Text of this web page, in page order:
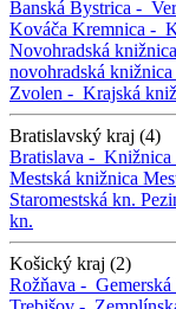
Banská Bystrica -
Kováča Kremnica -
Novohradská knižnica
novohradská
Zvolen - Krajská
Bratislavský kraj (4)
Bratislava - Knižnica
Mestská knižnica
Staromestská kn.
kn.
Košický kraj (2)
Rožňava -